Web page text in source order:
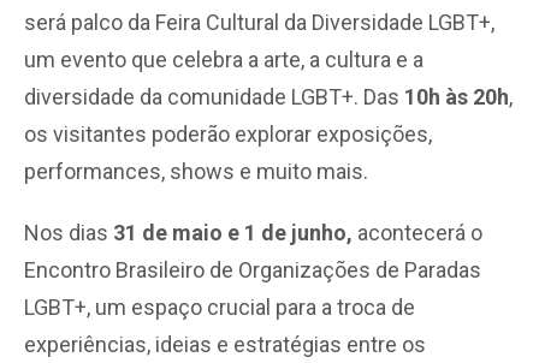
será palco da Feira Cultural da Diversidade LGBT+,
um evento que celebra a arte, a cultura e a
diversidade da comunidade LGBT+. Das 10h às 20h,
os visitantes poderão explorar exposições,
performances, shows e muito mais.
Nos dias 31 de maio e 1 de junho, acontecerá o
Encontro Brasileiro de Organizações de Paradas
LGBT+, um espaço crucial para a troca de
experiências, ideias e estratégias entre os